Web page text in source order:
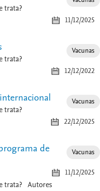
11/12/2025
trata?
Vacunas
12/12/2022
trata?
Vacunas
22/12/2025
trata?
Vacunas
11/12/2025
de
trata? Autores